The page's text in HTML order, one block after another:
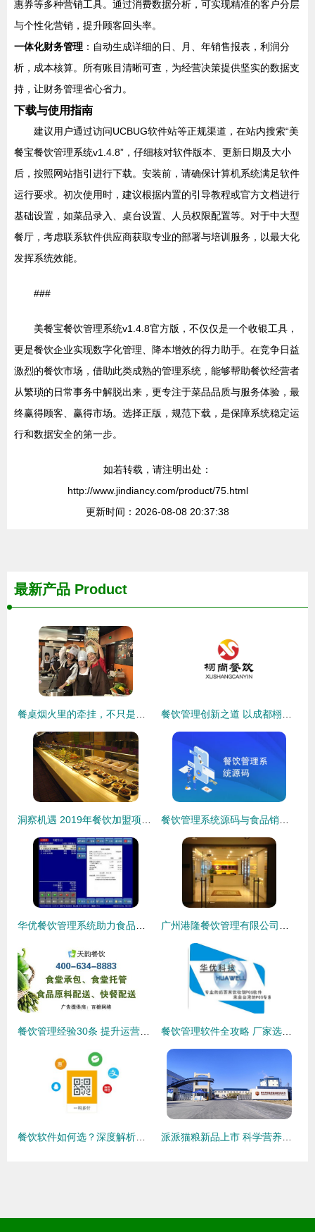
惠券等多种营销工具。通过消费数据分析，可实现精准的客户分层
与个性化营销，提升顾客回头率。
一体化财务管理 ：自动生成详细的日、月、年销售报表，利润分
析，成本核算。所有账目清晰可查，为经营决策提供坚实的数据支
持，让财务管理省心省力。
下载与使用指南
建议用户通过访问UCBUG软件站等正规渠道，在站内搜索“美
餐宝餐饮管理系统v1.4.8”，仔细核对软件版本、更新日期及大小
后，按照网站指引进行下载。安装前，请确保计算机系统满足软件
运行要求。初次使用时，建议根据内置的引导教程或官方文档进行
基础设置，如菜品录入、桌台设置、人员权限配置等。对于中大型
餐厅，考虑联系软件供应商获取专业的部署与培训服务，以最大化
发挥系统效能。
###
美餐宝餐饮管理系统v1.4.8官方版，不仅仅是一个收银工具，
更是餐饮企业实现数字化管理、降本增效的得力助手。在竞争日益
激烈的餐饮市场，借助此类成熟的管理系统，能够帮助餐饮经营者
从繁琐的日常事务中解脱出来，更专注于菜品品质与服务体验，最
终赢得顾客、赢得市场。选择正版，规范下载，是保障系统稳定运
行和数据安全的第一步。
如若转载，请注明出处：
http://www.jindiancy.com/product/75.html
更新时间：2026-08-08 20:37:38
最新产品 Product